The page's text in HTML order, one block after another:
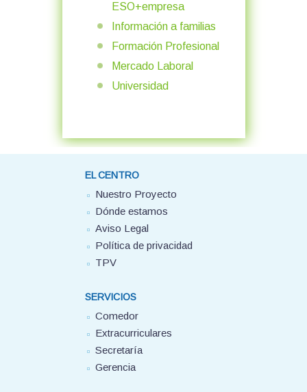
ESO+empresa
Información a familias
Formación Profesional
Mercado Laboral
Universidad
EL CENTRO
Nuestro Proyecto
Dónde estamos
Aviso Legal
Política de privacidad
TPV
SERVICIOS
Comedor
Extracurriculares
Secretaría
Gerencia